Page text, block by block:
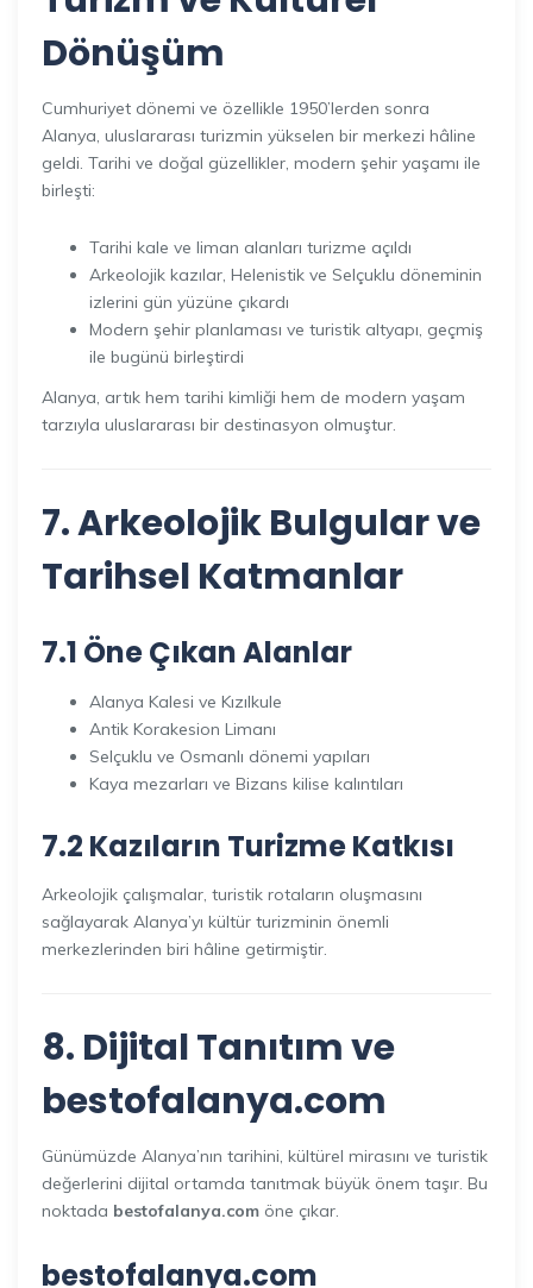
Dönüşüm
Cumhuriyet dönemi ve özellikle 1950’lerden sonra
Alanya, uluslararası turizmin yükselen bir merkezi hâline
geldi. Tarihi ve doğal güzellikler, modern şehir yaşamı ile
birleşti:
Tarihi kale ve liman alanları turizme açıldı
Arkeolojik kazılar, Helenistik ve Selçuklu döneminin
izlerini gün yüzüne çıkardı
Modern şehir planlaması ve turistik altyapı, geçmiş
ile bugünü birleştirdi
Alanya, artık hem tarihi kimliği hem de modern yaşam
tarzıyla uluslararası bir destinasyon olmuştur.
7. Arkeolojik Bulgular ve
Tarihsel Katmanlar
7.1 Öne Çıkan Alanlar
Alanya Kalesi ve Kızılkule
Antik Korakesion Limanı
Selçuklu ve Osmanlı dönemi yapıları
Kaya mezarları ve Bizans kilise kalıntıları
7.2 Kazıların Turizme Katkısı
Arkeolojik çalışmalar, turistik rotaların oluşmasını
sağlayarak Alanya’yı kültür turizminin önemli
merkezlerinden biri hâline getirmiştir.
8. Dijital Tanıtım ve
bestofalanya.com
Günümüzde Alanya’nın tarihini, kültürel mirasını ve turistik
değerlerini dijital ortamda tanıtmak büyük önem taşır. Bu
noktada bestofalanya.com öne çıkar.
bestofalanya.com